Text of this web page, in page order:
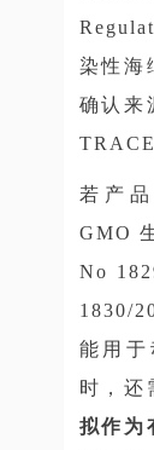
染性海
确认来
若产
GMO
No
1830/
能用
时，还
拟作为